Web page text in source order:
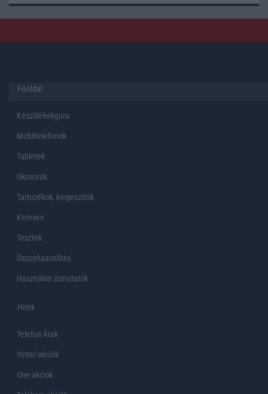
Főoldal
Készülékekguru
Mobiltelefonok
Tabletek
Okosórák
Tartozékok, kiegeszítők
Keresés
Tesztek
Összehasonlítás
Használati útmutatók
Hirek
Telefon Árak
Yettel akciók
One akciók